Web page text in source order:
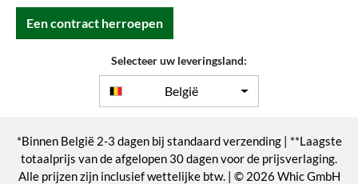
Een contract herroepen
Selecteer uw leveringsland:
België
*Binnen België 2-3 dagen bij standaard verzending | **Laagste
totaalprijs van de afgelopen 30 dagen voor de prijsverlaging.
Alle prijzen zijn inclusief wettelijke btw. | © 2026 Whic GmbH